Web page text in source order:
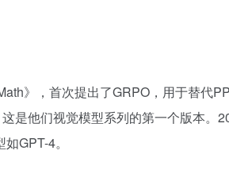
》，首次提出了GRPO，用于替代
是他们视觉模型系列的第一个版本。
GPT-4。